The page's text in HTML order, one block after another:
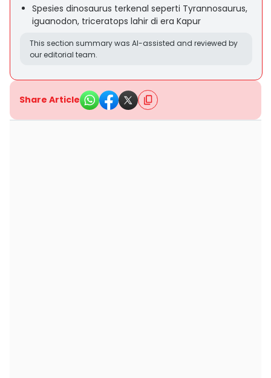
Spesies dinosaurus terkenal seperti Tyrannosaurus,
iguanodon, triceratops lahir di era Kapur
This section summary was AI-assisted and reviewed by
our editorial team.
Share Article